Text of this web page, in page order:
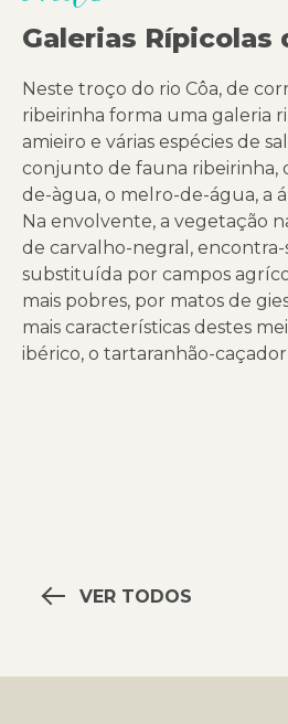
Galerias Rípicolas
Neste troço do rio Côa, de
ribeirinha forma uma galeria
amieiro e várias espécies de
conjunto de fauna ribeirinha,
de-àgua, o melro-de-água, a
Na envolvente, a vegetação
de carvalho-negral,
substituída por campos
mais pobres, por matos de
mais características destes
ibérico, o tartaranhão-
VER TODOS